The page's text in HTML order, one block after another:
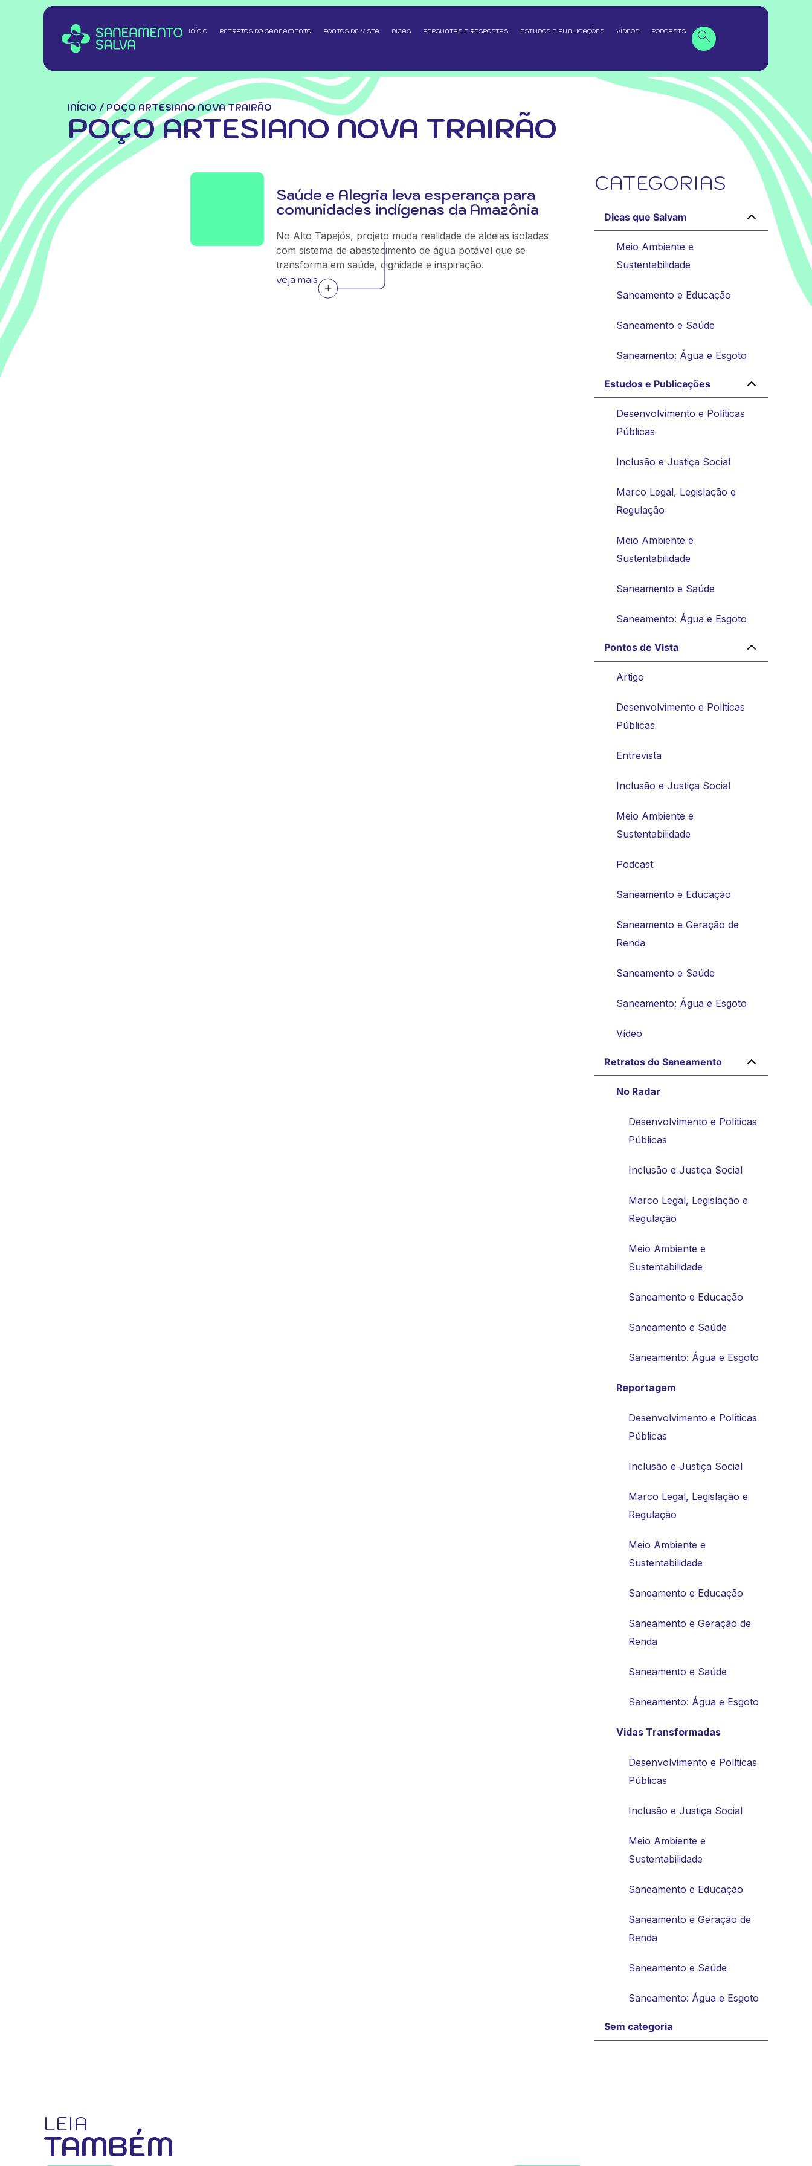
INÍCIO RETRATOS DO SANEAMENTO PONTOS DE VISTA DICAS PERGUNTAS E RESPOSTAS ESTUDOS E PUBLICAÇÕES VÍDEOS PODCASTS
INÍCIO / POÇO ARTESIANO NOVA TRAIRÃO
POÇO ARTESIANO NOVA TRAIRÃO
Saúde e Alegria leva esperança para
comunidades indígenas da Amazônia
No Alto Tapajós, projeto muda realidade de aldeias isoladas
com sistema de abastecimento de água potável que se
transforma em saúde, dignidade e inspiração.
veja mais
CATEGORIAS
Dicas que Salvam
Meio Ambiente e
Sustentabilidade
Saneamento e Educação
Saneamento e Saúde
Saneamento: Água e Esgoto
Estudos e Publicações
Desenvolvimento e Políticas
Públicas
Inclusão e Justiça Social
Marco Legal, Legislação e
Regulação
Meio Ambiente e
Sustentabilidade
Saneamento e Saúde
Saneamento: Água e Esgoto
Pontos de Vista
Artigo
Desenvolvimento e Políticas
Públicas
Entrevista
Inclusão e Justiça Social
Meio Ambiente e
Sustentabilidade
Podcast
Saneamento e Educação
Saneamento e Geração de
Renda
Saneamento e Saúde
Saneamento: Água e Esgoto
Vídeo
Retratos do Saneamento
No Radar
Desenvolvimento e Políticas
Públicas
Inclusão e Justiça Social
Marco Legal, Legislação e
Regulação
Meio Ambiente e
Sustentabilidade
Saneamento e Educação
Saneamento e Saúde
Saneamento: Água e Esgoto
Reportagem
Desenvolvimento e Políticas
Públicas
Inclusão e Justiça Social
Marco Legal, Legislação e
Regulação
Meio Ambiente e
Sustentabilidade
Saneamento e Educação
Saneamento e Geração de
Renda
Saneamento e Saúde
Saneamento: Água e Esgoto
Vidas Transformadas
Desenvolvimento e Políticas
Públicas
Inclusão e Justiça Social
Meio Ambiente e
Sustentabilidade
Saneamento e Educação
Saneamento e Geração de
Renda
Saneamento e Saúde
Saneamento: Água e Esgoto
Sem categoria
LEIA
TAMBÉM